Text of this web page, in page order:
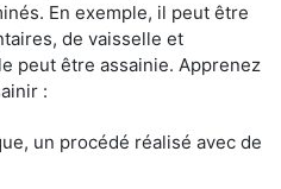
En exemple, il peut être
de vaisselle et
peut être assainie. Apprenez
:
un procédé réalisé avec de